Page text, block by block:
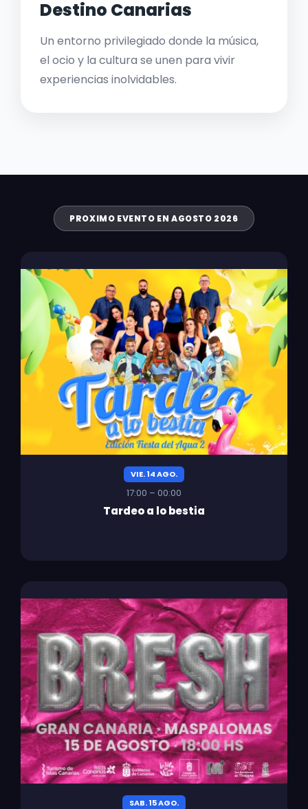
Destino Canarias
Un entorno privilegiado donde la música,
el ocio y la cultura se unen para vivir
experiencias inolvidables.
PROXIMO EVENTO EN AGOSTO 2026
VIE. 14 AGO.
17:00 – 00:00
Tardeo a lo bestia
SAB. 15 AGO.